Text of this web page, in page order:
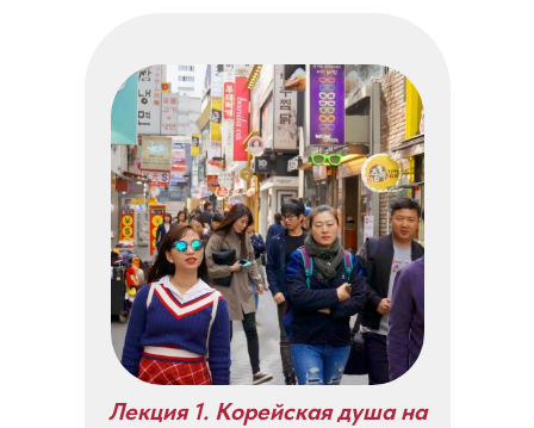
Лекция 1. Корейская душа на